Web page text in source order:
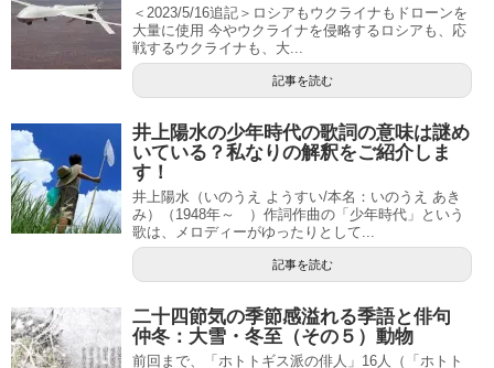
＜2023/5/16追記＞ロシアもウクライナもドローンを
大量に使用 今やウクライナを侵略するロシアも、応
戦するウクライナも、大...
記事を読む
井上陽水の少年時代の歌詞の意味は謎め
いている？私なりの解釈をご紹介しま
す！
井上陽水（いのうえ ようすい/本名：いのうえ あき
み）（1948年～ ）作詞作曲の「少年時代」という
歌は、メロディーがゆったりとして...
記事を読む
二十四節気の季節感溢れる季語と俳句
仲冬：大雪・冬至（その５）動物
前回まで、「ホトトギス派の俳人」16人（「ホトト